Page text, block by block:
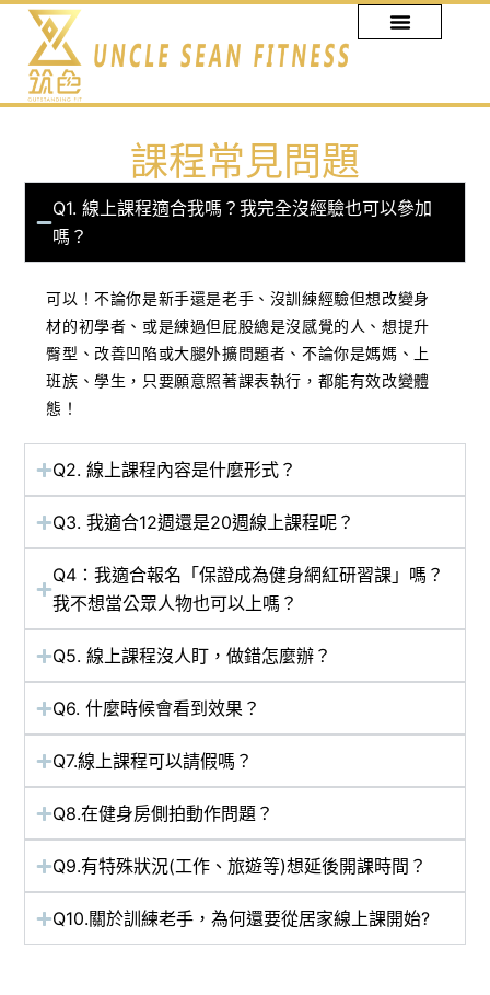
課程常見問題
Q1. 線上課程適合我嗎？我完全沒經驗也可以參加
嗎？
可以！不論你是新手還是老手、沒訓練經驗但想改變身
材的初學者、或是練過但屁股總是沒感覺的人、想提升
臀型、改善凹陷或大腿外擴問題者、不論你是媽媽、上
班族、學生，只要願意照著課表執行，都能有效改變體
態！
Q2. 線上課程內容是什麼形式？
Q3. 我適合12週還是20週線上課程呢？
Q4：我適合報名「保證成為健身網紅研習課」嗎？
我不想當公眾人物也可以上嗎？
Q5. 線上課程沒人盯，做錯怎麼辦？
Q6. 什麼時候會看到效果？
Q7.線上課程可以請假嗎？
Q8.在健身房側拍動作問題？
Q9.有特殊狀況(工作、旅遊等)想延後開課時間？
Q10.關於訓練老手，為何還要從居家線上課開始?